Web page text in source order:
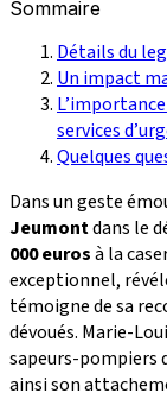
Sommaire
Détails du
Un impact
services
Quelques
Dans un geste
Jeumontdans le
000 eurosà la
exceptionnel,
témoigne de sa
dévoués. Marie-
sapeurs-pompiers
ainsi son